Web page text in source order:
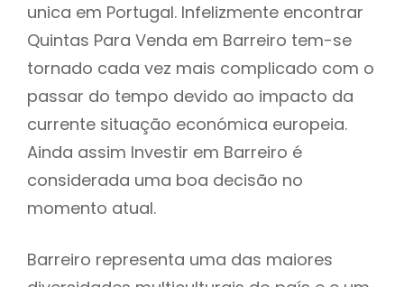
unica em Portugal. Infelizmente encontrar
Quintas Para Venda em Barreiro tem-se
tornado cada vez mais complicado com o
passar do tempo devido ao impacto da
currente situação económica europeia.
Ainda assim Investir em Barreiro é
considerada uma boa decisão no
momento atual.
Barreiro representa uma das maiores